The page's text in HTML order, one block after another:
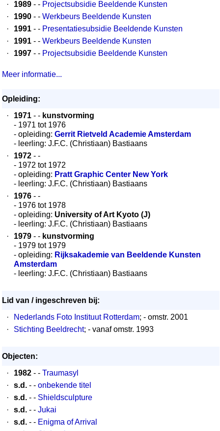
· 1989 - - Projectsubsidie Beeldende Kunsten
·
1990 - - Werkbeurs Beeldende Kunsten
·
1991 - - Presentatiesubsidie Beeldende Kunsten
·
1991 - - Werkbeurs Beeldende Kunsten
·
1997 - - Projectsubsidie Beeldende Kunsten
Meer informatie...
Opleiding:
·
1971 - - kunstvorming
- 1971 tot 1976
- opleiding: Gerrit Rietveld Academie Amsterdam
- leerling: J.F.C. (Christiaan) Bastiaans
·
1972 - -
- 1972 tot 1972
- opleiding: Pratt Graphic Center New York
- leerling: J.F.C. (Christiaan) Bastiaans
·
1976 - -
- 1976 tot 1978
- opleiding: University of Art Kyoto (J)
- leerling: J.F.C. (Christiaan) Bastiaans
·
1979 - - kunstvorming
- 1979 tot 1979
- opleiding: Rijksakademie van Beeldende Kunsten
Amsterdam
- leerling: J.F.C. (Christiaan) Bastiaans
Lid van / ingeschreven bij:
·
Nederlands Foto Instituut Rotterdam; - omstr. 2001
·
Stichting Beeldrecht; - vanaf omstr. 1993
Objecten:
·
1982 - - Traumasyl
·
s.d. - - onbekende titel
·
s.d. - - Shieldsculpture
·
s.d. - - Jukai
·
s.d. - - Enigma of Arrival